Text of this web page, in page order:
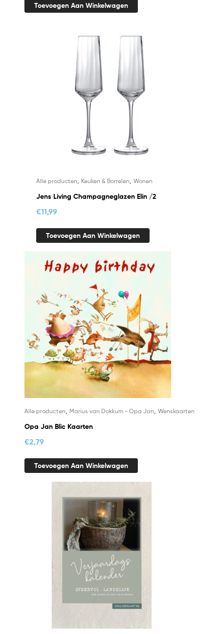
Toevoegen Aan Winkelwagen
Alle producten Keuken & Borrelen Wonen
Jens Living Champagneglazen Elin /2
€11,99
Toevoegen Aan Winkelwagen
Alle producten, Marius van Dokkum - Opa Jan, Wenskaarten
Opa Jan Blic Kaarten
€2,79
Toevoegen Aan Winkelwagen